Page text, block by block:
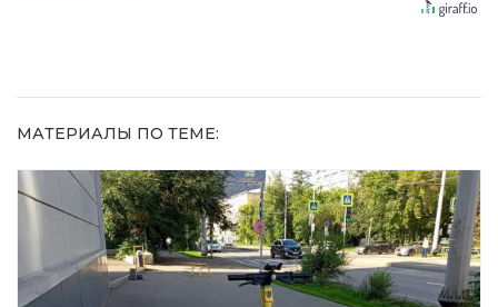
МАТЕРИАЛЫ ПО ТЕМЕ: